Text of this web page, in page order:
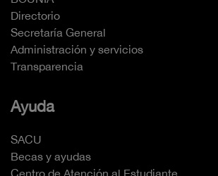
Directorio
Secretaría General
Administración y servicios
Transparencia
Ayuda
SACU
Becas y ayudas
Centro de Atención al Estudiante